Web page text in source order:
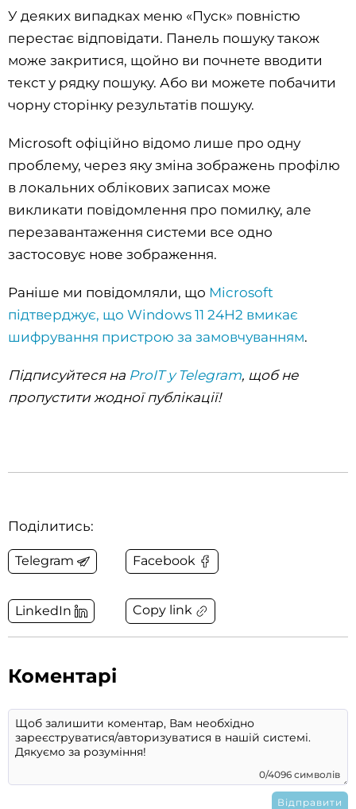
У деяких випадках меню «Пуск» повністю
перестає відповідати. Панель пошуку також
може закритися, щойно ви почнете вводити
текст у рядку пошуку. Або ви можете побачити
чорну сторінку результатів пошуку.
Microsoft офіційно відомо лише про одну
проблему, через яку зміна зображень профілю
в локальних облікових записах може
викликати повідомлення про помилку, але
перезавантаження системи все одно
застосовує нове зображення.
Раніше ми повідомляли, що Microsoft
підтверджує, що Windows 11 24H2 вмикає
шифрування пристрою за замовчуванням.
Підписуйтеся на ProIT у Telegram, щоб не
пропустити жодної публікації!
Поділитись:
Telegram Facebook
LinkedIn Copy link
Коментарі
0/4096 символів